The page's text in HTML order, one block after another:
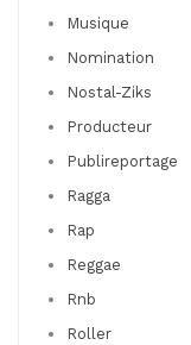
Musique
Nomination
Nostal-Ziks
Producteur
Publireportage
Ragga
Rap
Reggae
Rnb
Roller